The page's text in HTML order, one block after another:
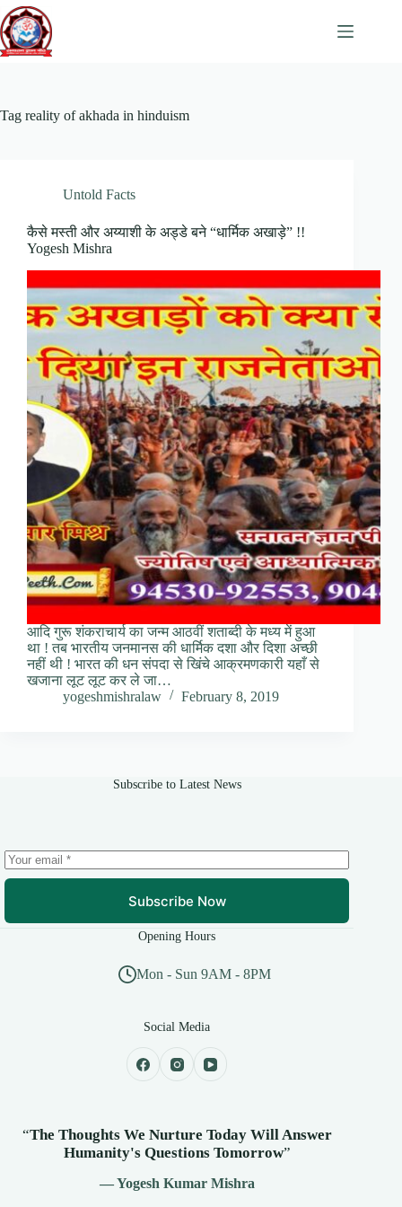
Skip
to
content
Tag reality of akhada in hinduism
Untold Facts
कैसे मस्ती और अय्याशी के अड्डे बने “धार्मिक अखाड़े” !!
Yogesh Mishra
आदि गुरू शंकराचार्य का जन्म आठवीं शताब्दी के मध्य में हुआ
था ! तब भारतीय जनमानस की धार्मिक दशा और दिशा अच्छी
नहीं थी ! भारत की धन संपदा से खिंचे आक्रमणकारी यहाँ से
खजाना लूट लूट कर ले जा…
yogeshmishralaw
February 8, 2019
Subscribe to Latest News
Subscribe Now
Opening Hours
Mon - Sun 9AM - 8PM
Social Media
“The Thoughts We Nurture Today Will Answer
Humanity's Questions Tomorrow”
— Yogesh Kumar Mishra